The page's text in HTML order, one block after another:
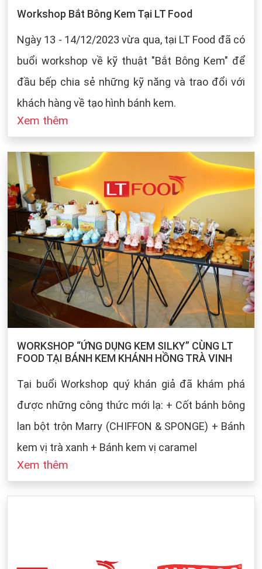
Workshop Bắt Bông Kem Tại LT Food
Ngày 13 - 14/12/2023 vừa qua, tại LT Food đã có
buổi workshop về kỹ thuật "Bắt Bông Kem" để
đầu bếp chia sẻ những kỹ năng và trao đổi với
khách hàng về tạo hình bánh kem.
Xem thêm
WORKSHOP “ỨNG DỤNG KEM SILKY” CÙNG LT
FOOD TẠI BÁNH KEM KHÁNH HỒNG TRÀ VINH
Tại buổi Workshop quý khán giả đã khám phá
được những công thức mới lạ: + Cốt bánh bông
lan bột trộn Marry (CHIFFON & SPONGE) + Bánh
kem vị trà xanh + Bánh kem vị caramel
Xem thêm